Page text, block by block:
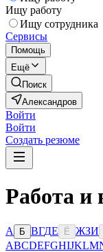
Ищу работу
Ищу сотрудника
Сервисы
Помощь
Ещё
Поиск
Александров
Войти
Войти
Создать резюме
Работа и
А Б ВГДЕ Ё ЖЗИ
ABCDEFGHIJKLM